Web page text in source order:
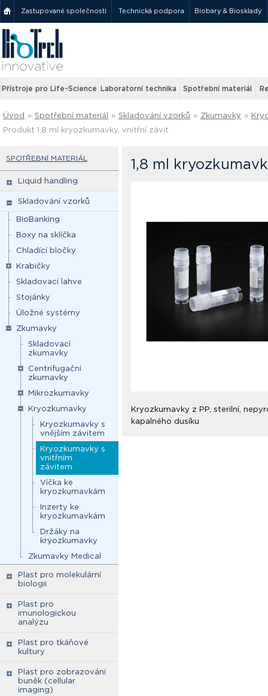
Zastupované společnosti Technická podpora Biobary & Biosklady
Přístroje pro Life-Science Laboratorní technika Spotřební materiál
Úvod » Spotřební materiál » Skladování vzorků » Zkumavky »
Produkt 1,8 ml kryozkumavky, vnitřní závit
SPOTŘEBNÍ MATERIÁL
Liquid handling
Skladování vzorků
BioBanking
Boxy na sklíčka
Chladící bločky
Krabičky
Skladovací lahve
Stojánky
Úložné systémy
Zkumavky
Skladovací
zkumavky
Centrifugační
zkumavky
Mikrozkumavky
Kryozkumavky
Kryozkumavky s
vnějším závitem
Kryozkumavky s
vnitřním
závitem
Víčka ke
kryozkumavkám
Inzerty ke
kryozkumavkám
Držáky na
kryozkumavky
Zkumavky Medical
Plast pro molekulární
biologii
Plast pro
imunologickou
analýzu
Plast pro tkáňové
kultury
Plast pro zobrazování
buněk (cellular
imaging)
1,8 ml
Kryozkumavky z PP, sterilní,
kapalného dusíku